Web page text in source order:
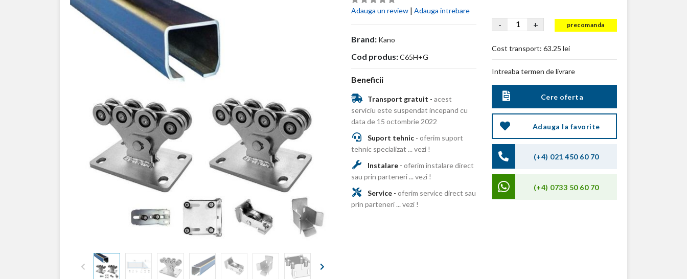
Adauga un review | Adauga intrebare
Brand: Kano
Cod produs:C65H+G
Beneficii
Transport gratuit - acest
serviciu este suspendat incepand cu
data de 15 octombrie 2022
Suport tehnic- oferim suport
tehnic specializat ... vezi !
Instalare- oferim instalare direct
sau prin parteneri ... vezi !
Service- oferim service direct sau
prin parteneri ... vezi !
- + precomanda
Cost transport: 63.25 lei
Intreaba termen de livrare
Cere oferta
Adauga la favorite
(+4) 021 450 60 70
(+4) 0733 50 60 70